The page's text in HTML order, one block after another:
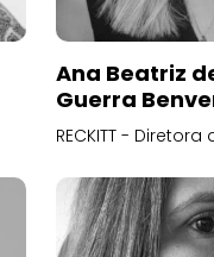
Ana Beatriz
Guerra
RECKITT -